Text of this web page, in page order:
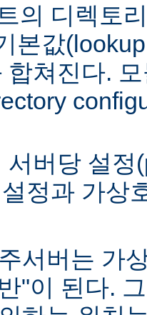
의 디렉토
본값
합쳐진다.
서버당 설
정과 가상
서버는 가
"이 된다.